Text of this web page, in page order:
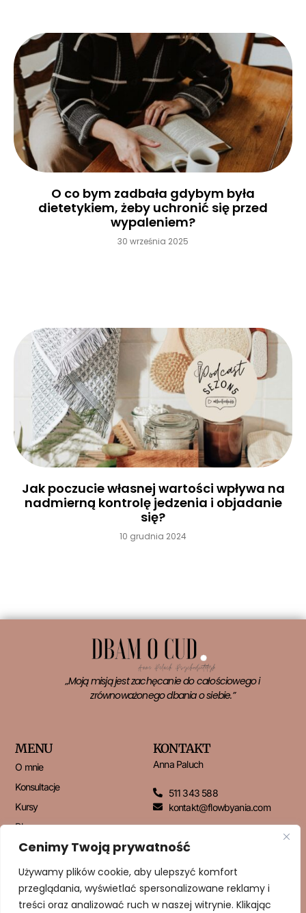
Cenimy Twoją prywatność
Używamy plików cookie, aby ulepszyć komfort
przeglądania, wyświetlać spersonalizowane reklamy i
treści oraz analizować ruch w naszej witrynie. Klikając
O co bym zadbała gdybym była
dietetykiem, żeby uchronić się przed
wypaleniem?
30 września 2025
Jak poczucie własnej wartości wpływa na
nadmierną kontrolę jedzenia i objadanie
się?
10 grudnia 2024
„Moją misją jest zachęcanie do całościowego i
zrównoważonego dbania o siebie.”
MENU
O mnie
Konsultacje
Kursy
Blog
Kontakt
KONTAKT
Anna Paluch
511 343 588
kontakt@flowbyania.com
NEWSLETTER